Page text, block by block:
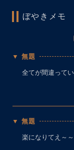
ぼやきメモ
▼ 無題
全てが間違って
▼ 無題
楽になりてえ～～